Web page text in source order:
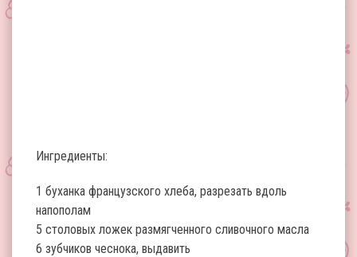
Ингредиенты:
1 буханка французского хлеба, разрезать вдоль
напополам
5 столовых ложек размягченного сливочного масла
6 зубчиков чеснока, выдавить